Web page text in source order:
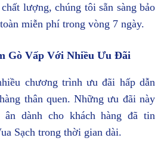
lượng, chúng tôi sẵn sàng bảo
miễn phí trong vòng 7 ngày.
Gò Vấp Với Nhiều Ưu Đãi
chương trình ưu đãi hấp dẫn
thân quen. Những ưu đãi này
dành cho khách hàng đã tin
Sạch trong thời gian dài.